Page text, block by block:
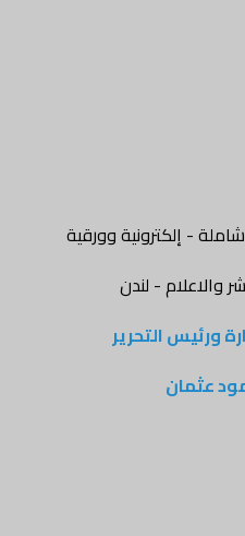
- إلكترونية وورقية
والاعلام - لندن
ورئيس التحرير
عثمان